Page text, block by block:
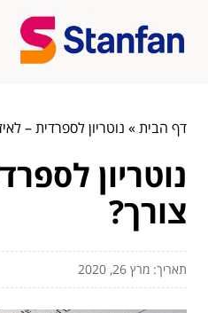
דף הבית» נוטריון לספרדית –
נוטריון
צורך?
תאריך: מרץ 26, 2020